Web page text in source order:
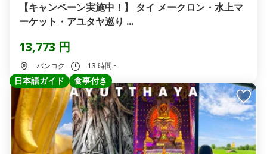
【キャンペーン実施中！】 タイ メークロン・水上マ
ーケット・アユタヤ巡り ...
13,773 円
バンコク 13 時間~
日本語ガイド 食事付き